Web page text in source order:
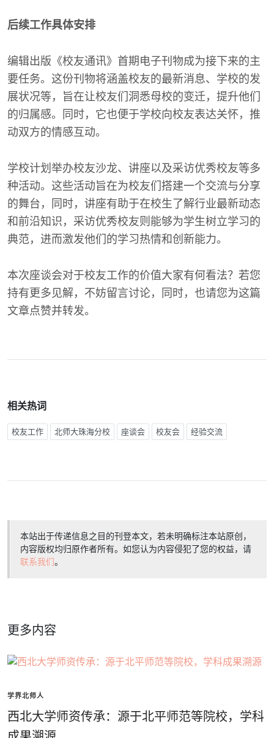
后续工作具体安排
编辑出版《校友通讯》首期电子刊物成为接下来的主
要任务。这份刊物将涵盖校友的最新消息、学校的发
展状况等，旨在让校友们洞悉母校的变迁，提升他们
的归属感。同时，它也便于学校向校友表达关怀，推
动双方的情感互动。
学校计划举办校友沙龙、讲座以及采访优秀校友等多
种活动。这些活动旨在为校友们搭建一个交流与分享
的舞台，同时，讲座有助于在校生了解行业最新动态
和前沿知识，采访优秀校友则能够为学生树立学习的
典范，进而激发他们的学习热情和创新能力。
本次座谈会对于校友工作的价值大家有何看法？若您
持有更多见解，不妨留言讨论，同时，也请您为这篇
文章点赞并转发。
相关热词
校友工作 北师大珠海分校 座谈会 校友会 经验交流
本站出于传递信息之目的刊登本文，若未明确标注本站原创，
内容版权均归原作者所有。如您认为内容侵犯了您的权益，请
联系我们。
更多内容
学界北师人
西北大学师资传承：源于北平师范等院校，学科